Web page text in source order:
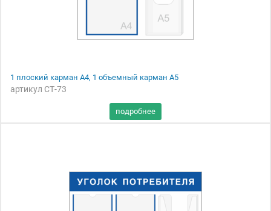
1 плоский карман А4, 1 объемный карман А5
артикул СТ-73